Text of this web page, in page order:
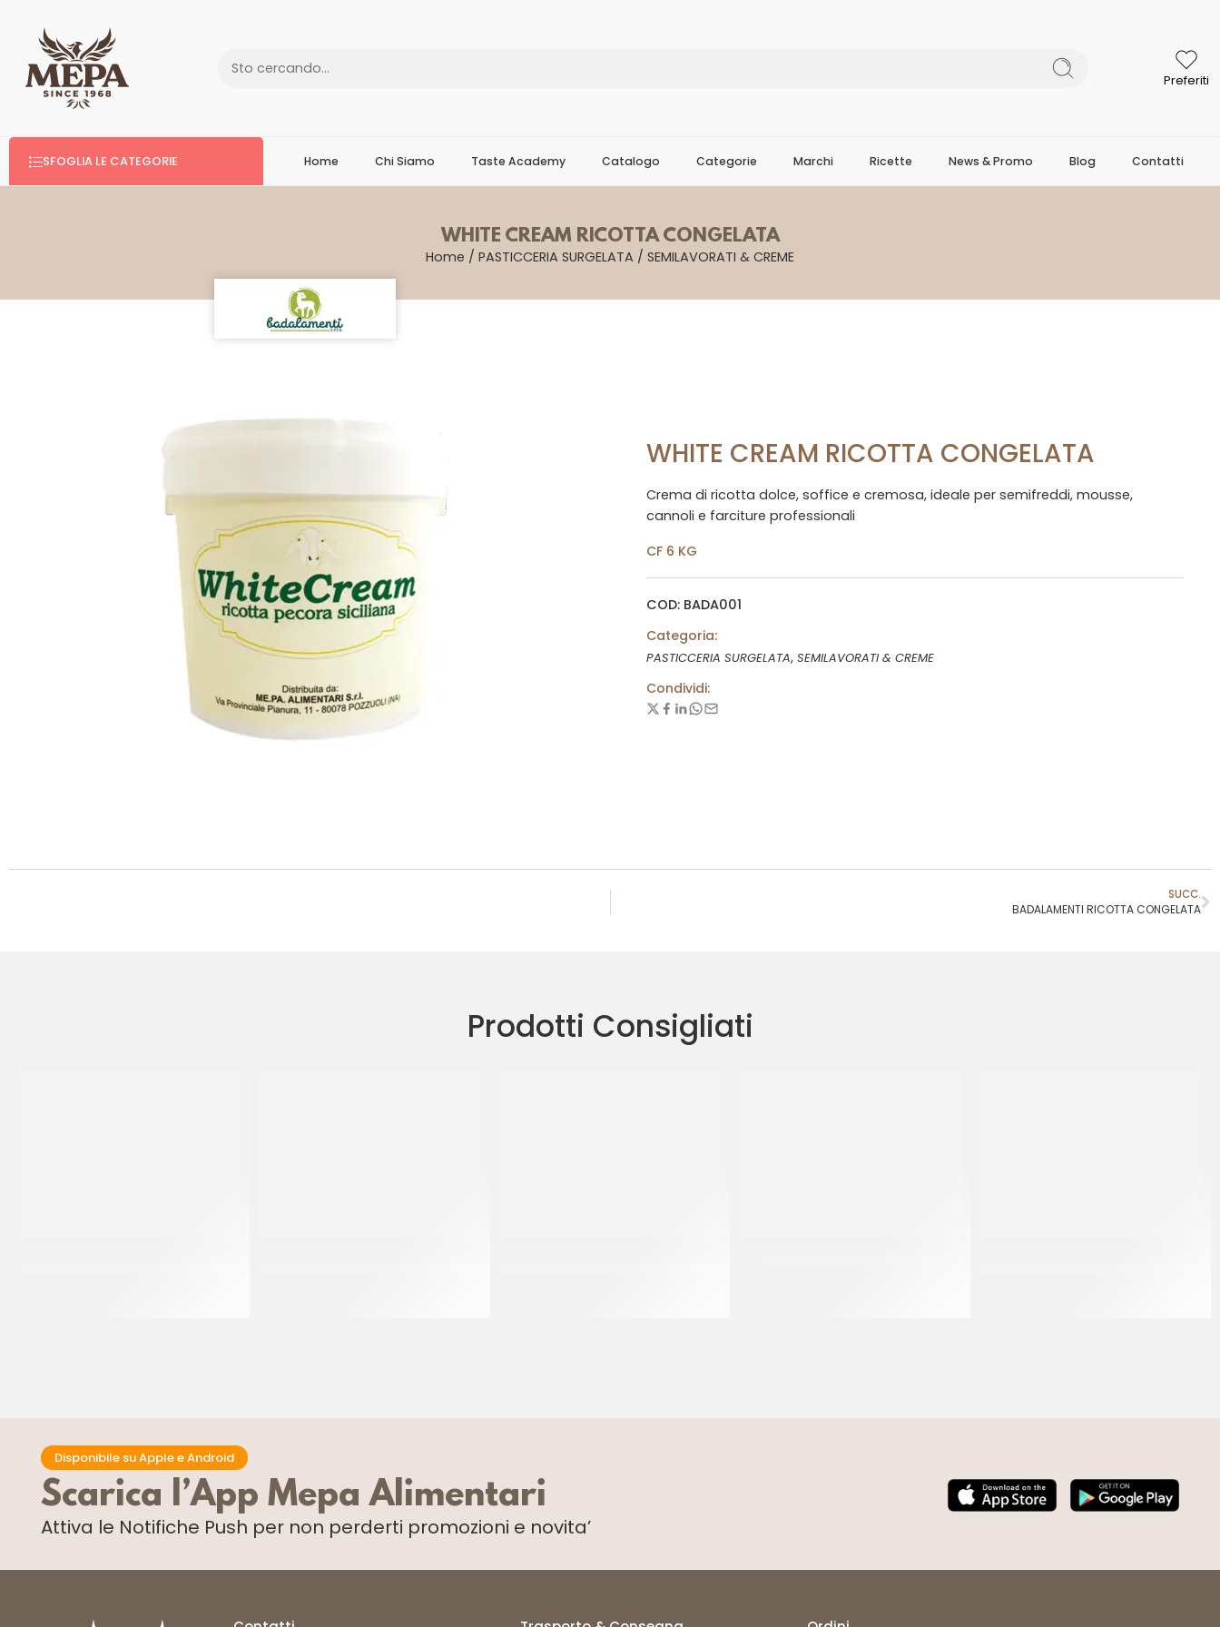
Preferiti
SFOGLIA LE CATEGORIE Home Chi Siamo Taste Academy Catalogo Categorie Marchi Ricette News & Promo Blog Contatti
WHITE CREAM RICOTTA CONGELATA
Home / PASTICCERIA SURGELATA / SEMILAVORATI & CREME
WHITE CREAM RICOTTA CONGELATA
Crema di ricotta dolce, soffice e cremosa, ideale per semifreddi, mousse,
cannoli e farciture professionali
CF 6 KG
COD: BADA001
Categoria:
PASTICCERIA SURGELATA, SEMILAVORATI & CREME
Condividi:
SUCC.
BADALAMENTI RICOTTA CONGELATA
Prodotti Consigliati
Disponibile su Apple e Android
Scarica l’App Mepa Alimentari
Attiva le Notifiche Push per non perderti promozioni e novita’